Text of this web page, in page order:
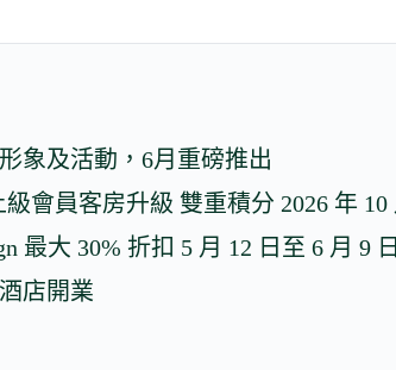
象及活動，6月重磅推出
會員客房升級 雙重積分 2026 年 10
最大 30% 折扣 5 月 12 日至 6 月 9
店開業